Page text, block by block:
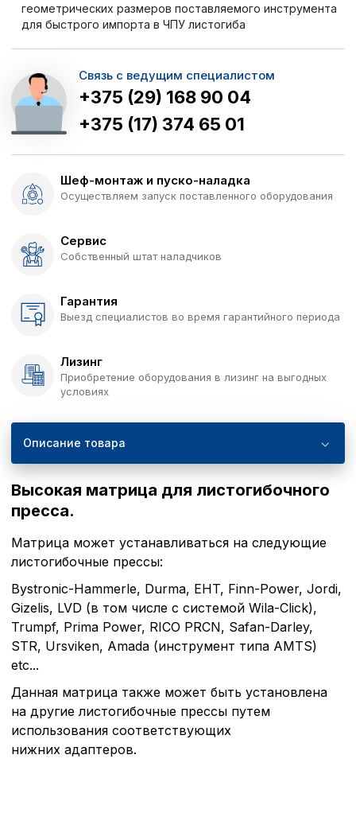
геометрических размеров поставляемого инструмента
для быстрого импорта в ЧПУ листогиба
Связь с ведущим специалистом
+375 (29) 168 90 04
+375 (17) 374 65 01
Шеф-монтаж и пуско-наладка
Осуществляем запуск поставленного оборудования
Сервис
Собственный штат наладчиков
Гарантия
Выезд специалистов во время гарантийного периода
Лизинг
Приобретение оборудования в лизинг на выгодных
условиях
Описание товара
Высокая матрица для листогибочного
пресса.
Матрица может устанавливаться на следующие
листогибочные прессы:
Bystronic-Hammerle, Durma, EHT, Finn-Power, Jordi,
Gizelis, LVD (в том числе с системой Wila-Click),
Trumpf, Prima Power, RICO PRCN, Safan-Darley,
STR, Ursviken, Amada (инструмент типа AMTS)
etc...
Данная матрица также может быть установлена
на другие листогибочные прессы путем
использования соответствующих
нижних адаптеров.
Политика в
обработки сookies